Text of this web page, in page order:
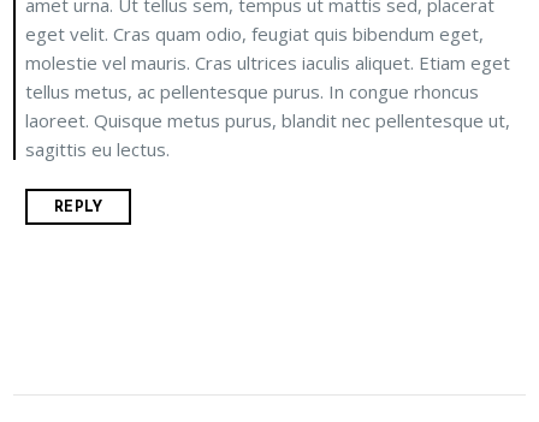
eget velit. Cras quam odio, feugiat quis bibendum eget,
molestie vel mauris. Cras ultrices iaculis aliquet. Etiam eget
tellus metus, ac pellentesque purus. In congue rhoncus
laoreet. Quisque metus purus, blandit nec pellentesque ut,
sagittis eu lectus.
REPLY